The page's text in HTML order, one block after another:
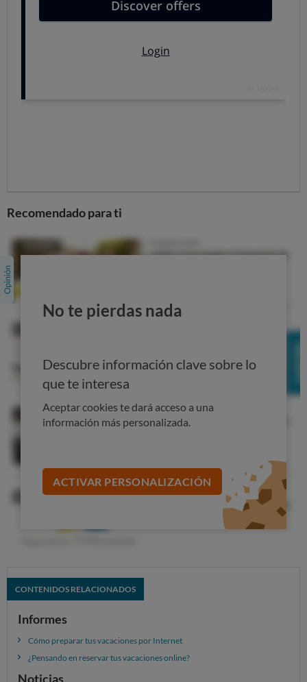
Si planeas tus vacaciones, elige bien y contrata a través
de OCU Plus: sumarás dinero a tu dinero.
Recomendado para ti
No te pierdas nada
Descubre información clave sobre lo
que te interesa
Aceptar cookies te dará acceso a una
información más personalizada.
ACTIVAR PERSONALIZACIÓN
CONTENIDOS RELACIONADOS
Informes
Cómo preparar tus vacaciones por Internet
¿Pensando en reservar tus vacaciones online?
Noticias